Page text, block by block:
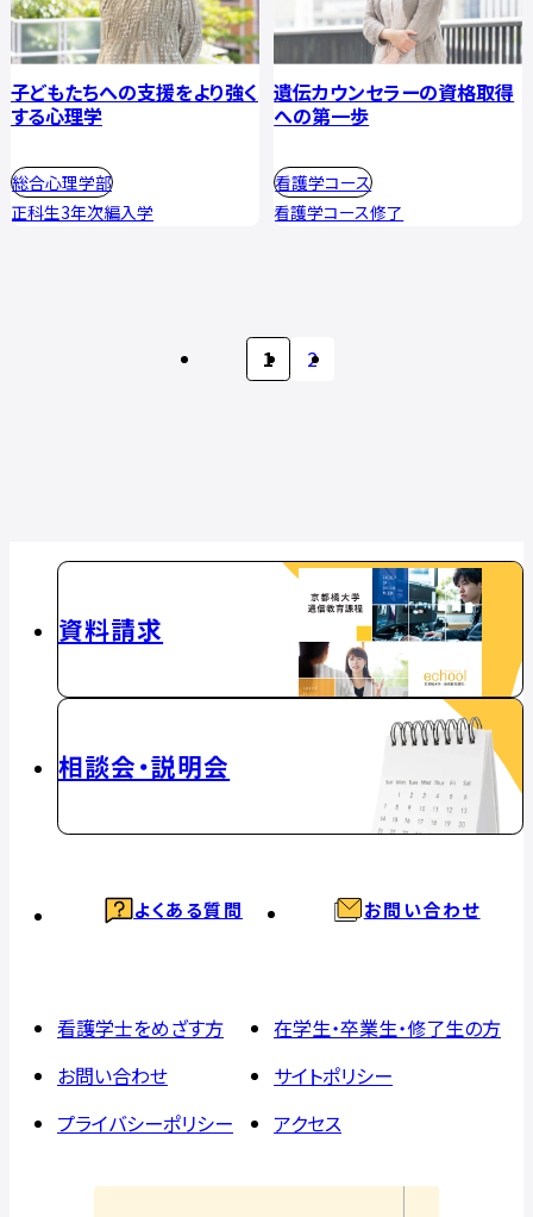
子どもたちへの支援をより強く
する心理学
総合心理学部
正科生3年次編入学
遺伝カウンセラーの資格取得
への第一歩
看護学コース
看護学コース修了
1 2
資料請求
相談会・説明会
よくある質問 お問い合わせ
看護学士をめざす方
在学生・卒業生・修了生の方
お問い合わせ
サイトポリシー
プライバシーポリシー
アクセス